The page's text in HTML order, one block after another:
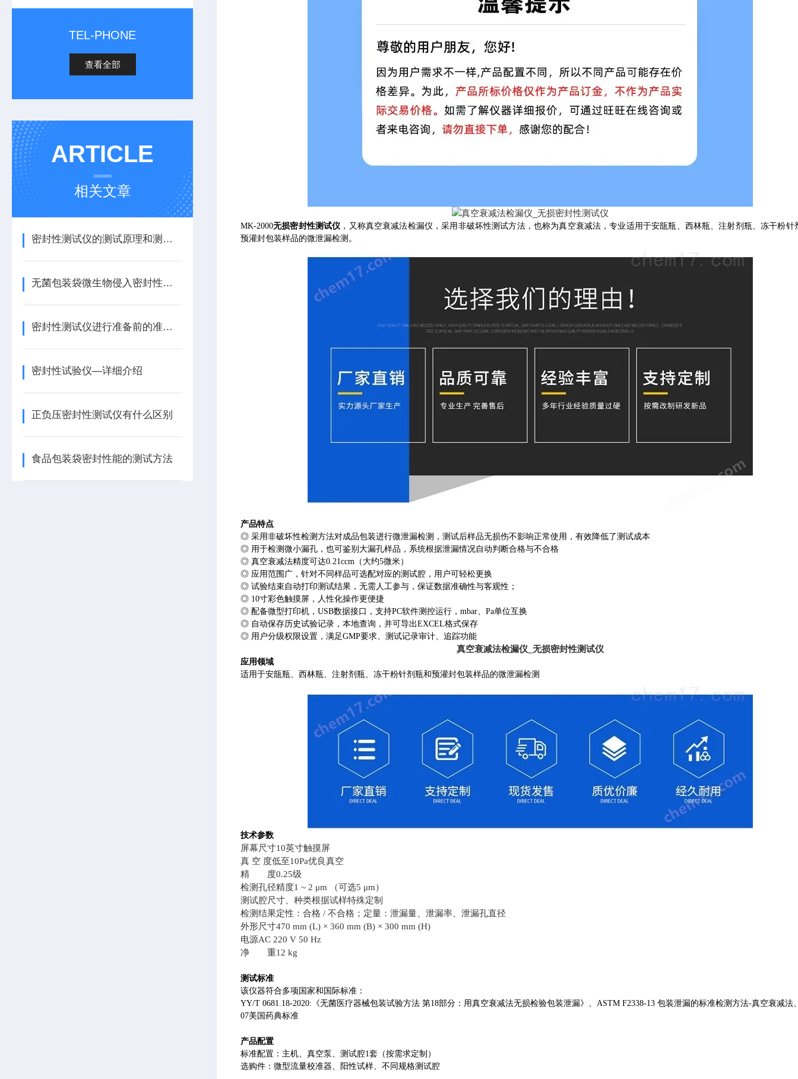
TEL-PHONE
查看全部
ARTICLE
相关文章
密封性测试仪的测试原理和测试方法
无菌包装袋微生物侵入密封性试验仪的详细介绍
密封性测试仪进行准备前的准备工作
密封性试验仪—详细介绍
正负压密封性测试仪有什么区别
食品包装袋密封性能的测试方法
MK-2000无损密封性测试仪 ，又称真空衰减法检漏仪，采用非破坏性测试方法，也称为真空衰减法，专业适用于安瓿瓶、西林瓶、注射剂瓶、冻干粉针
预灌封包装样品的微泄漏检测。
产品特点
◎ 采用非破坏性检测方法对成品包装进行微泄漏检测，测试后样品无损伤不影响正常使用，有效降低了测试成本
◎ 用于检测微小漏孔，也可鉴别大漏孔样品，系统根据泄漏情况自动判断合格与不合格
◎ 真空衰减法精度可达0.21ccm（大约5微米）
◎ 应用范围广，针对不同样品可选配对应的测试腔，用户可轻松更换
◎ 试验结束自动打印测试结果，无需人工参与，保证数据准确性与客观性；
◎ 10寸彩色触摸屏，人性化操作更便捷
◎ 配备微型打印机， USB数据接口，支持PC软件测控运行，mbar、Pa单位互换
◎ 自动保存历史试验记录，本地查询，并可导出EXCEL格式保存
◎ 用户分级权限设置，满足GMP要求、测试记录审计、追踪功能
真空衰减法检漏仪_无损密封性测试仪
应用领域
适用于安瓿瓶、西林瓶、注射剂瓶、冻干粉针剂瓶和预灌封包装样品的微泄漏检测
技术参数
屏幕尺寸10英寸触摸屏
真 空 度低至10Pa优良真空
精 度0.25级
检测孔径精度1 ~ 2 μm （可选5 μm）
测试腔尺寸、种类根据试样特殊定制
检测结果定性：合格 / 不合格；定量：泄漏量、泄漏率、泄漏孔直径
外形尺寸470 mm (L) × 360 mm (B) × 300 mm (H)
电源AC 220 V 50 Hz
净 重12 kg
测试标准
该仪器符合多项国家和国际标准：
YY/T 0681.18-2020:《无菌医疗器械包装试验方法 第18部分：用真空衰减法无损检验包装泄漏》、ASTM F2338-13 包装泄漏的标准检测方法-真空衰减法
07美国药典标准
产品配置
标准配置：主机、真空泵、测试腔1套（按需求定制）
选购件：微型流量校准器、阳性试样、不同规格测试腔